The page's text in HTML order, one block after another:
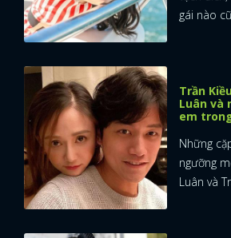
gái nào
Trần
Luân và
em
Những
ngưỡng
Luân và